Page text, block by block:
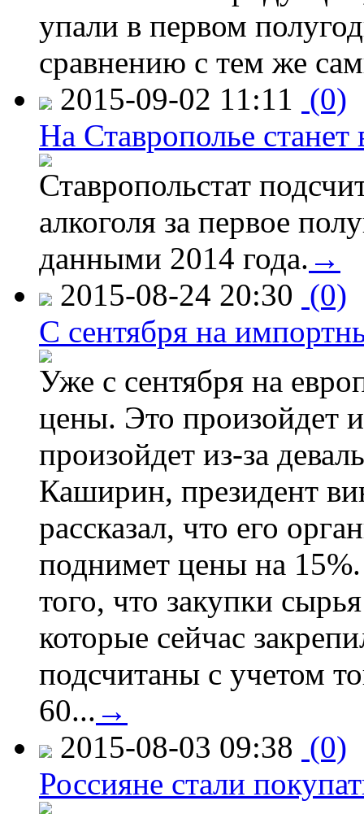
упали в первом
сравнению с тем же
2015-09-02 11:11 (0)
На Ставрополье
Ставропольстат
алкоголя за первое
данными 2014 года. →
2015-08-24 20:30 (0)
C сентября на
Уже с сентября на
цены. Это произойдет
произойдет из-за
Каширин, президент
рассказал, что его
поднимет цены на
того, что закупки
которые сейчас
подсчитаны с учетом
60... →
2015-08-03 09:38 (0)
Россияне стали